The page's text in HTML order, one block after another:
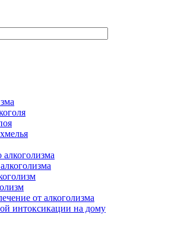
от алкоголизма
интоксикации на дому